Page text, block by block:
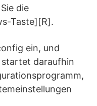
die
Taste][R].
ein, und
startet daraufhin